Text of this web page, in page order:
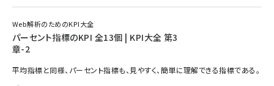
Web解析のためのKPI大全
パーセント指標のKPI 全13個 | KPI大全 第3
章-2
平均指標と同様、パーセント指標も、見やすく、簡単に理解できる指標である。